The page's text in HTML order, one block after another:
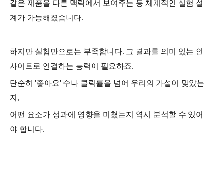
같은 제품을 다른 맥락에서 보여주는 등 체계적인 실험 설
계가 가능해졌습니다.
하지만 실험만으로는 부족합니다. 그 결과를 의미 있는 인
사이트로 연결하는 능력이 필요하죠.
단순히 '좋아요' 수나 클릭률을 넘어 우리의 가설이 맞았는
지,
어떤 요소가 성과에 영향을 미쳤는지 역시 분석할 수 있어
야 합니다.